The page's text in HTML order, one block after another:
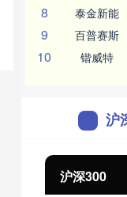
8 泰金新能
9 百普赛斯
10 锴威特
沪
沪深300